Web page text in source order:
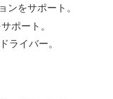
をサポート。
ポート。
ライバー。